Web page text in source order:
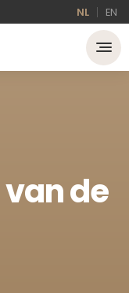
NL EN
vande